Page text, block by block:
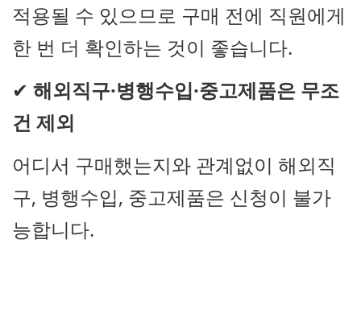
적용될 수 있으므로 구매 전에 직원에게
한 번 더 확인하는 것이 좋습니다.
✔ 해외직구·병행수입·중고제품은 무조
건 제외
어디서 구매했는지와 관계없이 해외직
구, 병행수입, 중고제품은 신청이 불가
능합니다.